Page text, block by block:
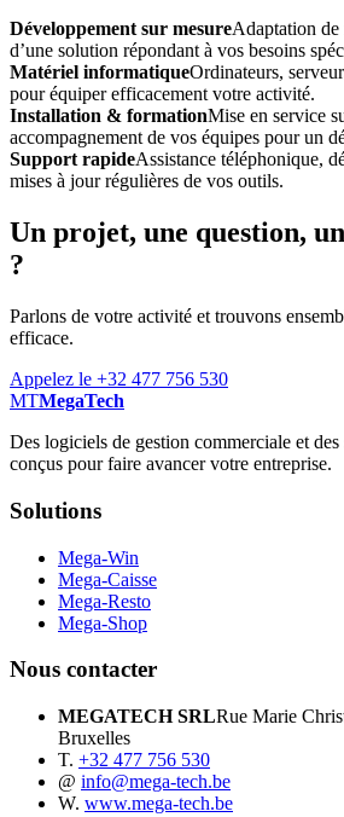
Développement sur mesureAdaptation de
d’une solution répondant à vos besoins
Matériel informatiqueOrdinateurs,
pour équiper efficacement votre activité.
Installation & formationMise en service
accompagnement de vos équipes pour un
Support rapideAssistance téléphonique,
mises à jour régulières de vos outils.
Un projet, une question,
?
Parlons de votre activité et trouvons
efficace.
Appelez le +32 477 756 530
MTMegaTech
Des logiciels de gestion commerciale et
conçus pour faire avancer votre entreprise.
Solutions
Mega-Win
Mega-Caisse
Mega-Resto
Mega-Shop
Nous contacter
MEGATECH SRLRue Marie
Bruxelles
T. +32 477 756 530
@ info@mega-tech.be
W. www.mega-tech.be